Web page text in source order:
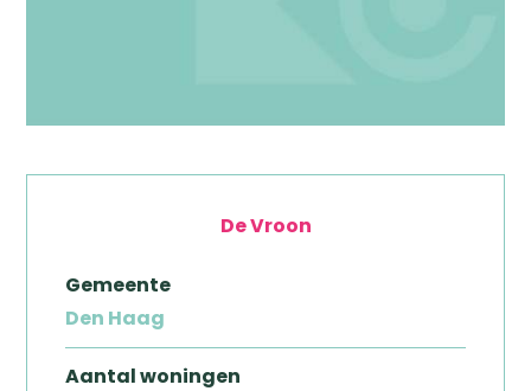
De Vroon
Gemeente
Den Haag
Aantal woningen